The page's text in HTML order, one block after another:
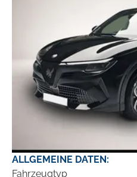
ALLGEMEINE DATEN:
Fahrzeugtyp